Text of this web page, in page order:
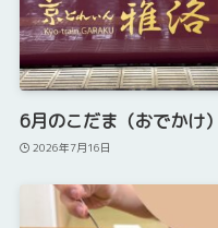
6月のこだま（おでかけ）
2026年7月16日